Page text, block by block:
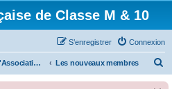
de Classe M & 10
Connexion
S’enregistrer
Forum de l'Association Française de Classe M Les nouveaux membres